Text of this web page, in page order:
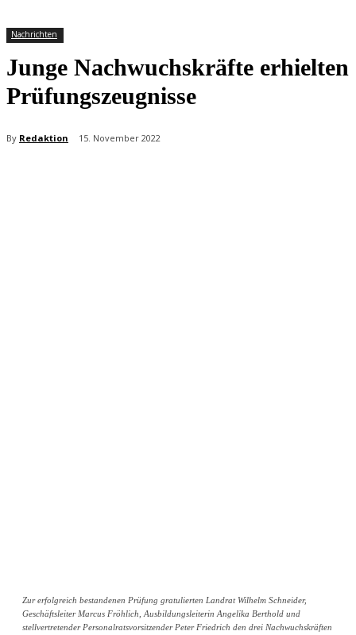
Nachrichten
Junge Nachwuchskräfte erhielten
Prüfungszeugnisse
By Redaktion 15. November 2022
Zur erfolgreich bestandenen Prüfung gratulierten Landrat Wilhelm Schneider,
Geschäftsleiter Marcus Fröhlich, Ausbildungsleiterin Angelika Berthold und
stellvertretender Personalratsvorsitzender Peter Friedrich den drei Nachwuchskräften